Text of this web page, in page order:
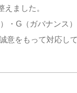
ました。
・G（ガバナンス
意をもって対応し